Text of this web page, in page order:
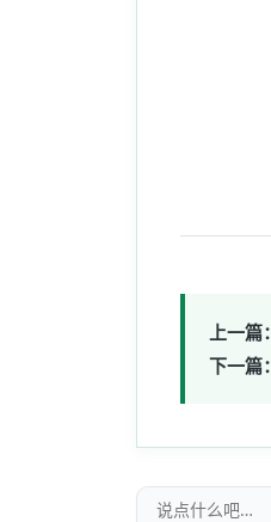
上一篇：
下一篇：